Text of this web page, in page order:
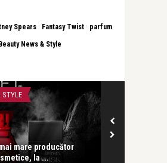
Spears · Fantasy Twist · parfum
News & Style
STYLE
mare producător
la ...